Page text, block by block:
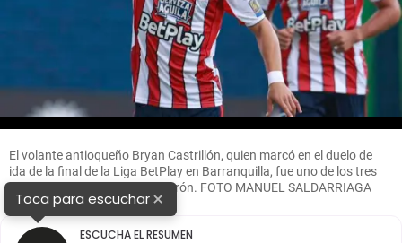
El volante antioqueño Bryan Castrillón, quien marcó en el duelo de
ida de la final de la Liga BetPlay en Barranquilla, fue uno de los tres
paisas campeones con el Tiburón. FOTO MANUEL SALDARRIAGA
Toca para escuchar×
ESCUCHA EL RESUMEN